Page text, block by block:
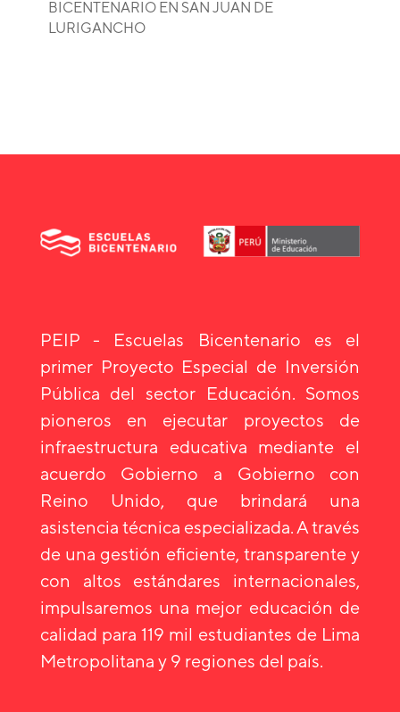
BICENTENARIO EN SAN JUAN DE
LURIGANCHO
PEIP - Escuelas Bicentenario es el
primer Proyecto Especial de Inversión
Pública del sector Educación. Somos
pioneros en ejecutar proyectos de
infraestructura educativa mediante el
acuerdo Gobierno a Gobierno con
Reino Unido, que brindará una
asistencia técnica especializada. A través
de una gestión eficiente, transparente y
con altos estándares internacionales,
impulsaremos una mejor educación de
calidad para 119 mil estudiantes de Lima
Metropolitana y 9 regiones del país.